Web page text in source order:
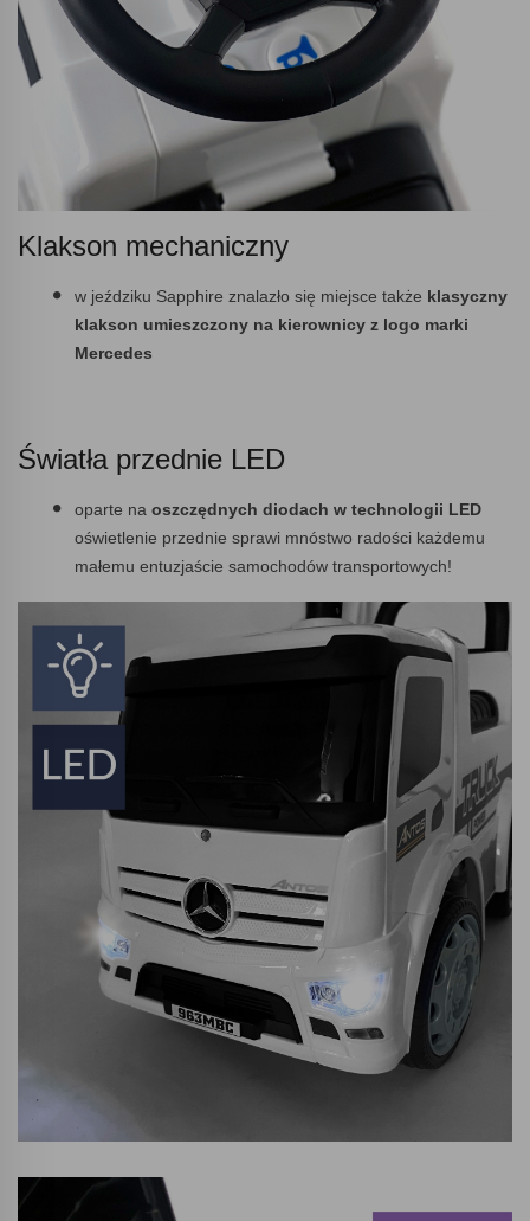
Klakson mechaniczny
w jeździku Sapphire znalazło się miejsce także klasyczny
klakson umieszczony na kierownicy z logo marki
Mercedes
Światła przednie LED
oparte na oszczędnych diodach w technologii LED
oświetlenie przednie sprawi mnóstwo radości każdemu
małemu entuzjaście samochodów transportowych!